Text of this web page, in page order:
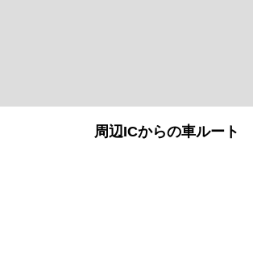
周辺ICからの車ルート